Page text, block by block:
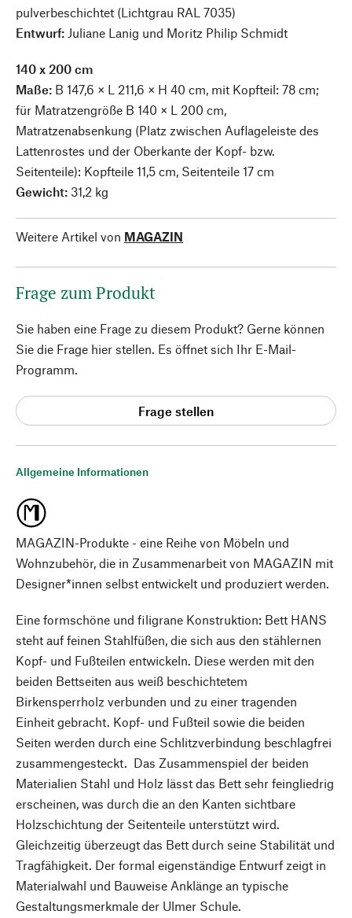
Allgemeine Informationen
MAGAZIN-Produkte - eine Reihe von Möbeln und
Wohnzubehör, die in Zusammenarbeit von MAGAZIN mit
Designer*innen selbst entwickelt und produziert werden.
Eine formschöne und filigrane Konstruktion: Bett HANS
steht auf feinen Stahlfüßen, die sich aus den stählernen
Kopf- und Fußteilen entwickeln. Diese werden mit den
beiden Bettseiten aus weiß beschichtetem
Birkensperrholz verbunden und zu einer tragenden
Einheit gebracht. Kopf- und Fußteil sowie die beiden
Seiten werden durch eine Schlitzverbindung beschlagfrei
zusammengesteckt. Das Zusammenspiel der beiden
Materialien Stahl und Holz lässt das Bett sehr feingliedrig
erscheinen, was durch die an den Kanten sichtbare
Holzschichtung der Seitenteile unterstützt wird.
Gleichzeitig überzeugt das Bett durch seine Stabilität und
Tragfähigkeit. Der formal eigenständige Entwurf zeigt in
Materialwahl und Bauweise Anklänge an typische
Gestaltungsmerkmale der Ulmer Schule.
pulverbeschichtet (Lichtgrau RAL 7035)
Entwurf: Juliane Lanig und Moritz Philip Schmidt
140 x 200 cm
Maße: B 147,6 × L 211,6 × H 40 cm, mit Kopfteil: 78 cm;
für Matratzengröße B 140 × L 200 cm,
Matratzenabsenkung (Platz zwischen Auflageleiste des
Lattenrostes und der Oberkante der Kopf- bzw.
Seitenteile): Kopfteile 11,5 cm, Seitenteile 17 cm
Gewicht: 31,2 kg
Weitere Artikel von MAGAZIN
Frage zum Produkt
Sie haben eine Frage zu diesem Produkt? Gerne können
Sie die Frage hier stellen. Es öffnet sich Ihr E-Mail-
Programm.
Frage stellen